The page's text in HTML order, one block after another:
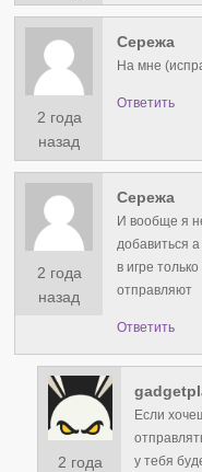
2 года
назад
Сережа
На мне
Ответить
2 года
назад
Сережа
И вообще я
добавиться
в игре
отправляют
Ответить
2 года
Если
у тебя